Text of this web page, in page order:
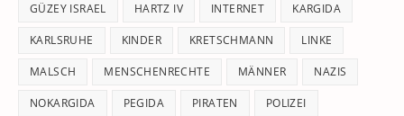
GÜZEY ISRAEL HARTZ IV INTERNET KARGIDA
KARLSRUHE KINDER KRETSCHMANN LINKE
MALSCH MENSCHENRECHTE MÄNNER NAZIS
NOKARGIDA PEGIDA PIRATEN POLIZEI